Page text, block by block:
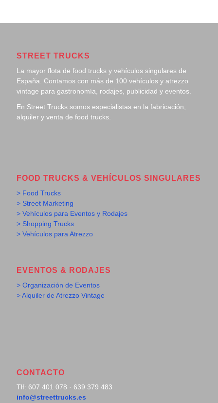
STREET TRUCKS
La mayor flota de food trucks y vehículos singulares de
España. Contamos con más de 100 vehículos y atrezzo
vintage para gastronomía, rodajes, publicidad y eventos.
En Street Trucks somos especialistas en la fabricación,
alquiler y venta de food trucks.
FOOD TRUCKS & VEHÍCULOS SINGULARES
> Food Trucks
> Street Marketing
> Vehículos para Eventos y Rodajes
> Shopping Trucks
> Vehículos para Atrezzo
EVENTOS & RODAJES
> Organización de Eventos
> Alquiler de Atrezzo Vintage
CONTACTO
Tlf: 607 401 078 · 639 379 483
info@streettrucks.es